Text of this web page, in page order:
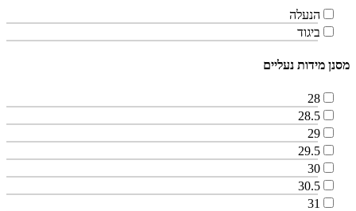
הנעלה
ביגוד
מסנן מידות נעליים
28
28.5
29
29.5
30
30.5
31